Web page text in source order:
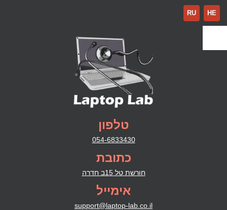
HE
RU
טלפון
054-6833430
כתובת
חורשת טל 15ב חדרה
אימייל
support@laptop-lab.co.il